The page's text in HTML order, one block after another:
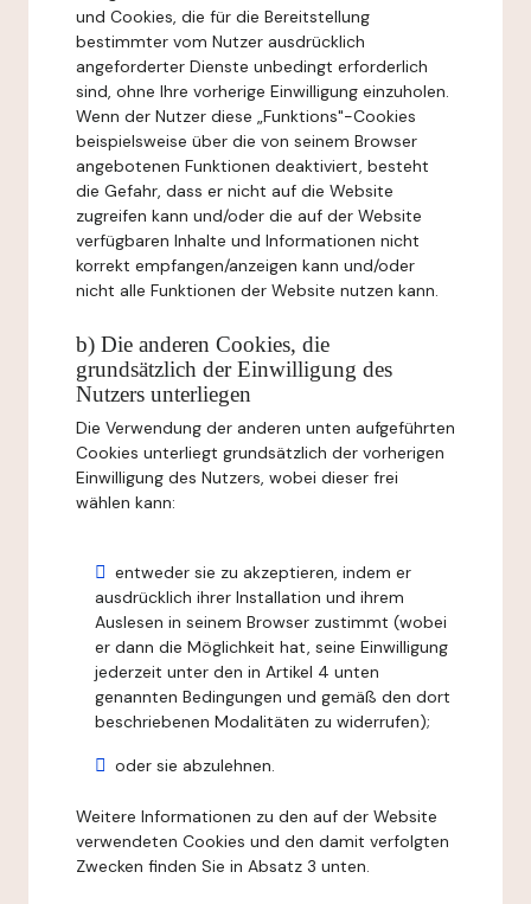
und Cookies, die für die Bereitstellung
bestimmter vom Nutzer ausdrücklich
angeforderter Dienste unbedingt erforderlich
sind, ohne Ihre vorherige Einwilligung einzuholen.
Wenn der Nutzer diese „Funktions"-Cookies
beispielsweise über die von seinem Browser
angebotenen Funktionen deaktiviert, besteht
die Gefahr, dass er nicht auf die Website
zugreifen kann und/oder die auf der Website
verfügbaren Inhalte und Informationen nicht
korrekt empfangen/anzeigen kann und/oder
nicht alle Funktionen der Website nutzen kann.
b) Die anderen Cookies, die
grundsätzlich der Einwilligung des
Nutzers unterliegen
Die Verwendung der anderen unten aufgeführten
Cookies unterliegt grundsätzlich der vorherigen
Einwilligung des Nutzers, wobei dieser frei
wählen kann:
entweder sie zu akzeptieren, indem er
ausdrücklich ihrer Installation und ihrem
Auslesen in seinem Browser zustimmt (wobei
er dann die Möglichkeit hat, seine Einwilligung
jederzeit unter den in Artikel 4 unten
genannten Bedingungen und gemäß den dort
beschriebenen Modalitäten zu widerrufen);
oder sie abzulehnen.
Weitere Informationen zu den auf der Website
verwendeten Cookies und den damit verfolgten
Zwecken finden Sie in Absatz 3 unten.